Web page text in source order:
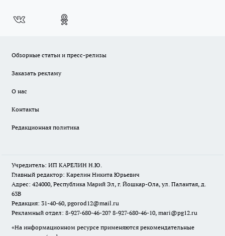
Обзорные статьи и пресс-релизы
Заказать рекламу
О нас
Контакты
Редакционная политика
Учредитель: ИП КАРЕЛИН Н.Ю.
Главный редактор: Карелин Никита Юрьевич
Адрес: 424000, Республика Марий Эл, г. Йошкар-Ола, ул. Палантая, д.
63В
Редакция: 31-40-60, pgorod12@mail.ru
Рекламный отдел: 8-927-680-46-20? 8-927-680-46-10, mari@pg12.ru
«На информационном ресурсе применяются рекомендательные